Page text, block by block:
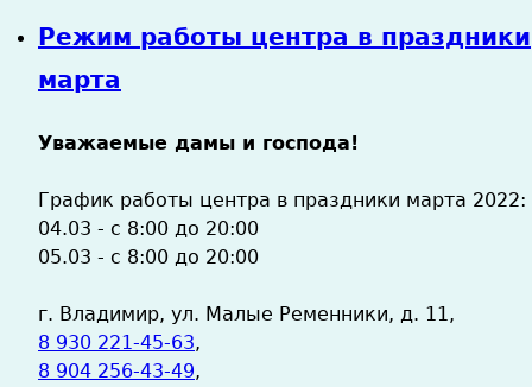
Режим работы центра в праздники
марта
Уважаемые дамы и господа!
График работы центра в праздники марта 2022:
04.03 - с 8:00 до 20:00
05.03 - с 8:00 до 20:00
г. Владимир, ул. Малые Ременники, д. 11,
8 930 221-45-63,
8 904 256-43-49,